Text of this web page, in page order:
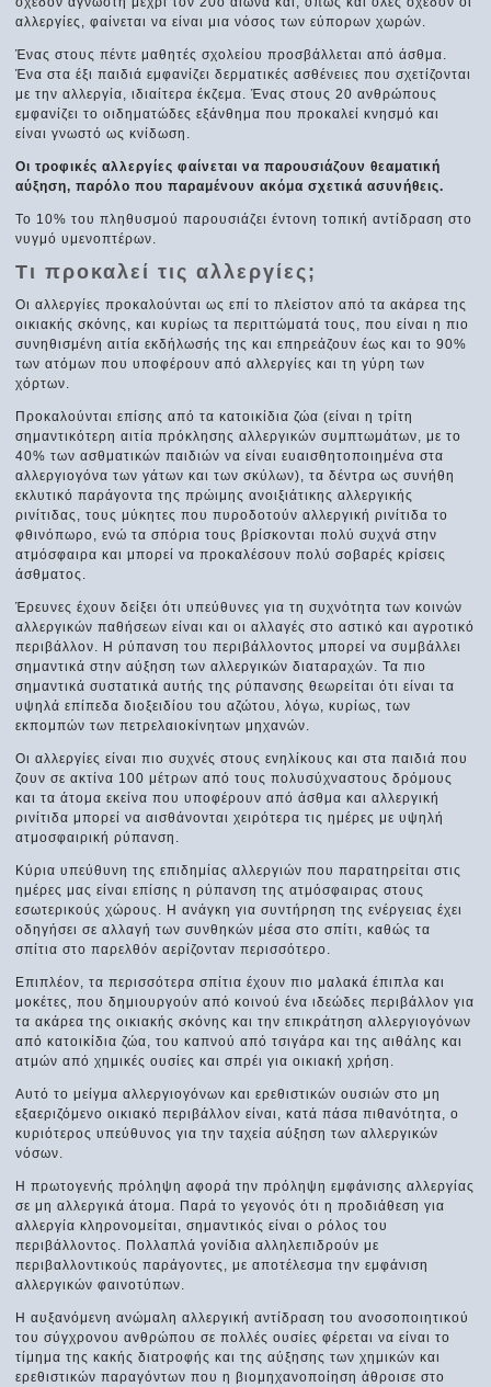
αλλεργίες, φαίνεται να είναι μια νόσος των εύπορων χωρών.
Ένας στους πέντε μαθητές σχολείου προσβάλλεται από άσθμα.
Ένα στα έξι παιδιά εμφανίζει δερματικές ασθένειες που σχετίζονται
με την αλλεργία, ιδιαίτερα έκζεμα. Ένας στους 20 ανθρώπους
εμφανίζει το οιδηματώδες εξάνθημα που προκαλεί κνησμό και
είναι γνωστό ως κνίδωση.
Oι τροφικές αλλεργίες φαίνεται να παρουσιάζουν θεαματική
αύξηση, παρόλο που παραμένουν ακόμα σχετικά ασυνήθεις.
Το 10% του πληθυσμού παρουσιάζει έντονη τοπική αντίδραση στο
νυγμό υμενοπτέρων.
Τι προκαλεί τις αλλεργίες;
Οι αλλεργίες προκαλούνται ως επί το πλείστον από τα ακάρεα της
οικιακής σκόνης, και κυρίως τα περιττώματά τους, που είναι η πιο
συνηθισμένη αιτία εκδήλωσής της και επηρεάζουν έως και το 90%
των ατόμων που υποφέρουν από αλλεργίες και τη γύρη των
χόρτων.
Προκαλούνται επίσης από τα κατοικίδια ζώα (είναι η τρίτη
σημαντικότερη αιτία πρόκλησης αλλεργικών συμπτωμάτων, με το
40% των ασθματικών παιδιών να είναι ευαισθητοποιημένα στα
αλλεργιογόνα των γάτων και των σκύλων), τα δέντρα ως συνήθη
εκλυτικό παράγοντα της πρώιμης ανοιξιάτικης αλλεργικής
ρινίτιδας, τους μύκητες που πυροδοτούν αλλεργική ρινίτιδα το
φθινόπωρο, ενώ τα σπόρια τους βρίσκονται πολύ συχνά στην
ατμόσφαιρα και μπορεί να προκαλέσουν πολύ σοβαρές κρίσεις
άσθματος.
Έρευνες έχουν δείξει ότι υπεύθυνες για τη συχνότητα των κοινών
αλλεργικών παθήσεων είναι και οι αλλαγές στο αστικό και αγροτικό
περιβάλλον. Η ρύπανση του περιβάλλοντος μπορεί να συμβάλλει
σημαντικά στην αύξηση των αλλεργικών διαταραχών. Τα πιο
σημαντικά συστατικά αυτής της ρύπανσης θεωρείται ότι είναι τα
υψηλά επίπεδα διοξειδίου του αζώτου, λόγω, κυρίως, των
εκπομπών των πετρελαιοκίνητων μηχανών.
Οι αλλεργίες είναι πιο συχνές στους ενηλίκους και στα παιδιά που
ζουν σε ακτίνα 100 μέτρων από τους πολυσύχναστους δρόμους
και τα άτομα εκείνα που υποφέρουν από άσθμα και αλλεργική
ρινίτιδα μπορεί να αισθάνονται χειρότερα τις ημέρες με υψηλή
ατμοσφαιρική ρύπανση.
Κύρια υπεύθυνη της επιδημίας αλλεργιών που παρατηρείται στις
ημέρες μας είναι επίσης η ρύπανση της ατμόσφαιρας στους
εσωτερικούς χώρους. Η ανάγκη για συντήρηση της ενέργειας έχει
οδηγήσει σε αλλαγή των συνθηκών μέσα στο σπίτι, καθώς τα
σπίτια στο παρελθόν αερίζονταν περισσότερο.
Επιπλέον, τα περισσότερα σπίτια έχουν πιο μαλακά έπιπλα και
μοκέτες, που δημιουργούν από κοινού ένα ιδεώδες περιβάλλον για
τα ακάρεα της οικιακής σκόνης και την επικράτηση αλλεργιογόνων
από κατοικίδια ζώα, του καπνού από τσιγάρα και της αιθάλης και
ατμών από χημικές ουσίες και σπρέι για οικιακή χρήση.
Αυτό το μείγμα αλλεργιογόνων και ερεθιστικών ουσιών στο μη
εξαεριζόμενο οικιακό περιβάλλον είναι, κατά πάσα πιθανότητα, ο
κυριότερος υπεύθυνος για την ταχεία αύξηση των αλλεργικών
νόσων.
Η πρωτογενής πρόληψη αφορά την πρόληψη εμφάνισης αλλεργίας
σε μη αλλεργικά άτομα. Παρά το γεγονός ότι η προδιάθεση για
αλλεργία κληρονομείται, σημαντικός είναι ο ρόλος του
περιβάλλοντος. Πολλαπλά γονίδια αλληλεπιδρούν με
περιβαλλοντικούς παράγοντες, με αποτέλεσμα την εμφάνιση
αλλεργικών φαινοτύπων.
Η αυξανόμενη ανώμαλη αλλεργική αντίδραση του ανοσοποιητικού
του σύγχρονου ανθρώπου σε πολλές ουσίες φέρεται να είναι το
τίμημα της κακής διατροφής και της αύξησης των χημικών και
ερεθιστικών παραγόντων που η βιομηχανοποίηση άθροισε στο